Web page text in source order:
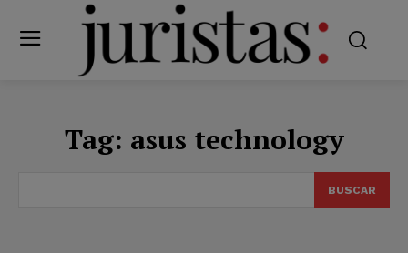
Tag: asus technology
BUSCAR